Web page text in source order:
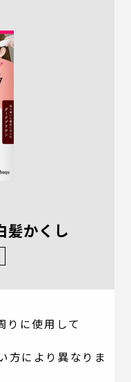
髪かくし
りに使用して
方により異なりま